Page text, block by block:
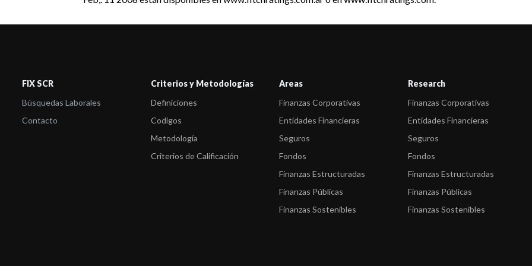
FIX SCR
Búsquedas Laborales
Contacto
Criterios y Metodologías
Definiciones
Codigos
Metodología
Criterios de Calificación
Areas
Finanzas Corporativas
Entidades Financieras
Seguros
Fondos
Finanzas Estructuradas
Finanzas Públicas
Finanzas Sostenibles
Research
Finanzas Corporativas
Entidades Financieras
Seguros
Fondos
Finanzas Estructuradas
Finanzas Públicas
Finanzas Sostenibles